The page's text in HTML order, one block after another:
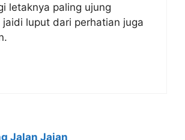
letaknya paling ujung
jaidi luput dari perhatian juga
Jalan Jajan